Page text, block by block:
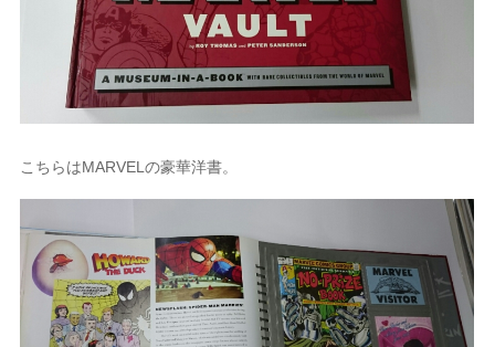
こちらはMARVELの豪華洋書。